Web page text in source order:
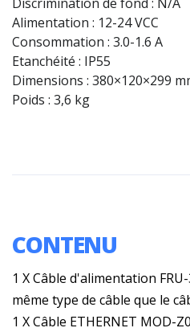
Alimentation : 12-24 VCC
Consommation : 3.0-1.6 A
Etanchéité : IP55
Dimensions : 380×120×299
Poids : 3,6 kg
CONTENU
1 X Câble d'alimentation
même type de câble que le
1 X Câble ETHERNET MOD-